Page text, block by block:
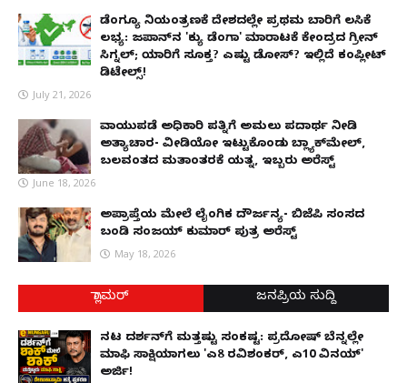
ಡೆಂಗ್ಯೂ ನಿಯಂತ್ರಣಕ್ಕೆ ದೇಶದಲ್ಲೇ ಪ್ರಥಮ ಬಾರಿಗೆ ಲಸಿಕೆ
ಲಭ್ಯ: ಜಪಾನ್‌ನ 'ಕ್ಯು ಡೆಂಗಾ' ಮಾರಾಟಕ್ಕೆ ಕೇಂದ್ರದ ಗ್ರೀನ್
ಸಿಗ್ನಲ್; ಯಾರಿಗೆ ಸೂಕ್ತ? ಎಷ್ಟು ಡೋಸ್? ಇಲ್ಲಿದೆ ಕಂಪ್ಲೀಟ್
ಡಿಟೇಲ್ಸ್!
July 21, 2026
ವಾಯುಪಡೆ ಅಧಿಕಾರಿ ಪತ್ನಿಗೆ ಅಮಲು ಪದಾರ್ಥ ನೀಡಿ
ಅತ್ಯಾಚಾರ- ವೀಡಿಯೋ ಇಟ್ಟುಕೊಂಡು ಬ್ಲ್ಯಾಕ್‌ಮೇಲ್,
ಬಲವಂತದ ಮತಾಂತರಕ್ಕೆ ಯತ್ನ, ಇಬ್ಬರು ಅರೆಸ್ಟ್
June 18, 2026
ಅಪ್ರಾಪ್ತೆಯ ಮೇಲೆ ಲೈಂಗಿಕ ದೌರ್ಜನ್ಯ- ಬಿಜೆಪಿ ಸಂಸದ
ಬಂಡಿ ಸಂಜಯ್ ಕುಮಾರ್ ಪುತ್ರ ಅರೆಸ್ಟ್
May 18, 2026
ಗ್ಲಾಮರ್ ಜನಪ್ರಿಯ ಸುದ್ದಿ
ನಟ ದರ್ಶನ್‌ಗೆ ಮತ್ತಷ್ಟು ಸಂಕಷ್ಟ: ಪ್ರದೋಷ್ ಬೆನ್ನಲ್ಲೇ
ಮಾಫಿ ಸಾಕ್ಷಿಯಾಗಲು 'ಎ8 ರವಿಶಂಕರ್, ಎ10 ವಿನಯ್'
ಅರ್ಜಿ!